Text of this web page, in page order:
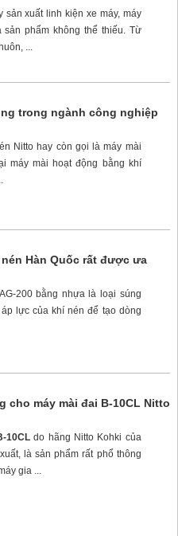
sản xuất linh kiện xe máy, máy
sản phẩm không thể thiếu. Từ
...
trong ngành công nghiệp
Nitto hay còn gọi là máy mài
máy mài hoạt động bằng khí
Hàn Quốc rất được ưa
200bằng nhựa là loại súng
lực của khí nén để tạo dòng
cho máy mài đai B-10CL Nitto
10CLdo hãng Nitto Kohki của
là sản phẩm rất phổ thông
gia ...